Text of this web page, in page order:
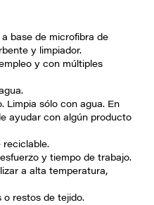
base de microfibra de
y limpiador.
y con múltiples
Limpia sólo con agua. En
ayudar con algún producto
y tiempo de trabajo.
a alta temperatura,
o restos de tejido.